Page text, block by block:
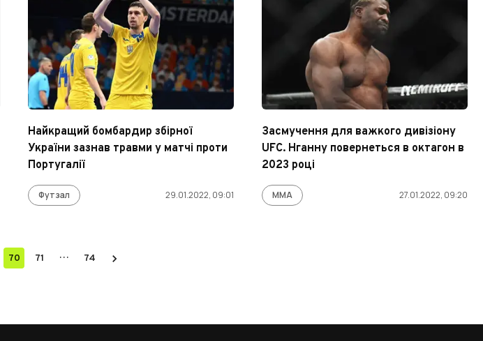
Найкращий бомбардир збірної
України зазнав травми у матчі проти
Португалії
Футзал 29.01.2022, 09:01
Засмучення для важкого дивізіону
UFC. Нганну повернеться в октагон в
2023 році
ММА 27.01.2022, 09:20
70 71 … 74